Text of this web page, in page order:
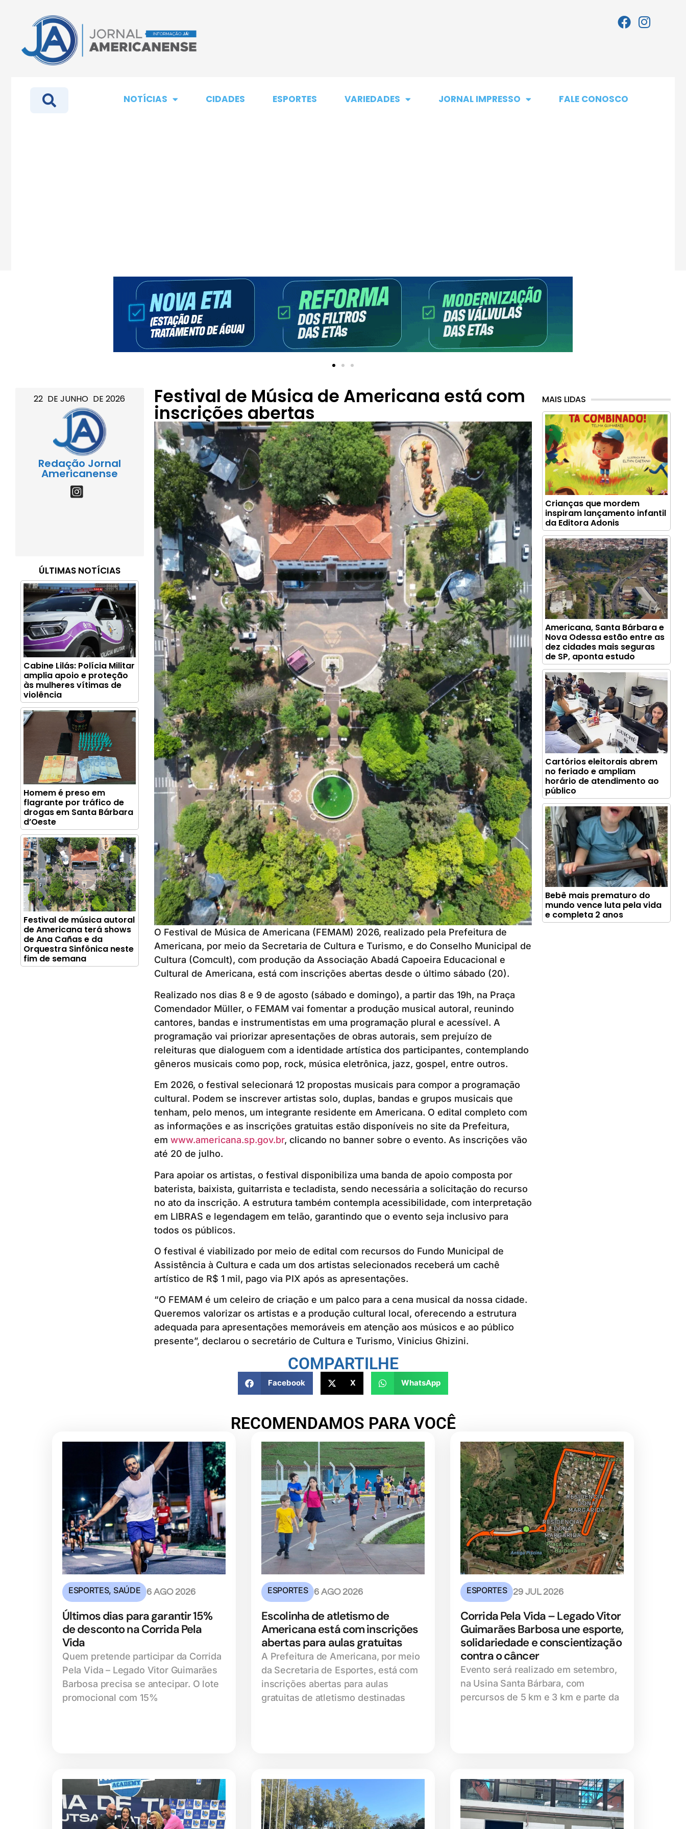
NOTÍCIAS CIDADES ESPORTES VARIEDADES JORNAL IMPRESSO FALE CONOSCO
22 DEJUNHO DE2026
Redação Jornal
Americanense
ÚLTIMAS NOTÍCIAS
Cabine Lilás: Polícia Militar
amplia apoio e proteção
às mulheres vítimas de
violência
Homem é preso em
flagrante por tráfico de
drogas em Santa Bárbara
d’Oeste
Festival de música autoral
de Americana terá shows
de Ana Cañas e da
Orquestra Sinfônica neste
fim de semana
Festival de Música de Americana está com
inscrições abertas
O Festival de Música de Americana (FEMAM) 2026, realizado pela Prefeitura de
Americana, por meio da Secretaria de Cultura e Turismo, e do Conselho Municipal de
Cultura (Comcult), com produção da Associação Abadá Capoeira Educacional e
Cultural de Americana, está com inscrições abertas desde o último sábado (20).
Realizado nos dias 8 e 9 de agosto (sábado e domingo), a partir das 19h, na Praça
Comendador Müller, o FEMAM vai fomentar a produção musical autoral, reunindo
cantores, bandas e instrumentistas em uma programação plural e acessível. A
programação vai priorizar apresentações de obras autorais, sem prejuízo de
releituras que dialoguem com a identidade artística dos participantes, contemplando
gêneros musicais como pop, rock, música eletrônica, jazz, gospel, entre outros.
Em 2026, o festival selecionará 12 propostas musicais para compor a programação
cultural. Podem se inscrever artistas solo, duplas, bandas e grupos musicais que
tenham, pelo menos, um integrante residente em Americana. O edital completo com
as informações e as inscrições gratuitas estão disponíveis no site da Prefeitura,
em www.americana.sp.gov.br, clicando no banner sobre o evento. As inscrições vão
até 20 de julho.
Para apoiar os artistas, o festival disponibiliza uma banda de apoio composta por
baterista, baixista, guitarrista e tecladista, sendo necessária a solicitação do recurso
no ato da inscrição. A estrutura também contempla acessibilidade, com interpretação
em LIBRAS e legendagem em telão, garantindo que o evento seja inclusivo para
todos os públicos.
O festival é viabilizado por meio de edital com recursos do Fundo Municipal de
Assistência à Cultura e cada um dos artistas selecionados receberá um cachê
artístico de R$ 1 mil, pago via PIX após as apresentações.
“O FEMAM é um celeiro de criação e um palco para a cena musical da nossa cidade.
Queremos valorizar os artistas e a produção cultural local, oferecendo a estrutura
adequada para apresentações memoráveis em atenção aos músicos e ao público
presente”, declarou o secretário de Cultura e Turismo, Vinicius Ghizini.
COMPARTILHE
Facebook X WhatsApp
MAIS LIDAS
Crianças que mordem
inspiram lançamento infantil
da Editora Adonis
Americana, Santa Bárbara e
Nova Odessa estão entre as
dez cidades mais seguras
de SP, aponta estudo
Cartórios eleitorais abrem
no feriado e ampliam
horário de atendimento ao
público
Bebê mais prematuro do
mundo vence luta pela vida
e completa 2 anos
RECOMENDAMOS PARA VOCÊ
ESPORTES, SAÚDE 6 AGO 2026
Últimos dias para garantir 15%
de desconto na Corrida Pela
Vida
Quem pretende participar da Corrida
Pela Vida – Legado Vitor Guimarães
Barbosa precisa se antecipar. O lote
promocional com 15%
ESPORTES 6 AGO 2026
Escolinha de atletismo de
Americana está com inscrições
abertas para aulas gratuitas
A Prefeitura de Americana, por meio
da Secretaria de Esportes, está com
inscrições abertas para aulas
gratuitas de atletismo destinadas
ESPORTES 29 JUL 2026
Corrida Pela Vida – Legado Vitor
Guimarães Barbosa une esporte,
solidariedade e conscientização
contra o câncer
Evento será realizado em setembro,
na Usina Santa Bárbara, com
percursos de 5 km e 3 km e parte da